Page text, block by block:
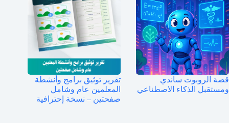
قصة الروبوت ساندي
ومستقبل الذكاء الاصطناعي
تقرير توثيق برامج وأنشطة
المعلمين عام وشامل
صفحتين – نسخة إحترافية